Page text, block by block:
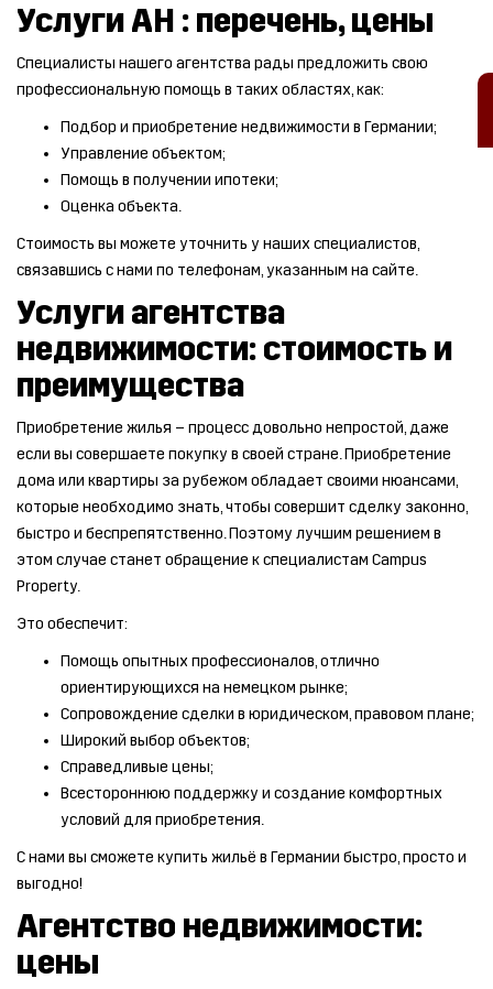
Услуги АН : перечень, цены
Специалисты нашего агентства рады предложить свою
профессиональную помощь в таких областях, как:
Подбор и приобретение недвижимости в Германии;
Управление объектом;
Помощь в получении ипотеки;
Оценка объекта.
Стоимость вы можете уточнить у наших специалистов,
связавшись с нами по телефонам, указанным на сайте.
Услуги агентства
недвижимости: стоимость и
преимущества
Приобретение жилья – процесс довольно непростой, даже
если вы совершаете покупку в своей стране. Приобретение
дома или квартиры за рубежом обладает своими нюансами,
которые необходимо знать, чтобы совершит сделку законно,
быстро и беспрепятственно. Поэтому лучшим решением в
этом случае станет обращение к специалистам Campus
Property.
Это обеспечит:
Помощь опытных профессионалов, отлично
ориентирующихся на немецком рынке;
Сопровождение сделки в юридическом, правовом плане;
Широкий выбор объектов;
Справедливые цены;
Всестороннюю поддержку и создание комфортных
условий для приобретения.
С нами вы сможете купить жильё в Германии быстро, просто и
выгодно!
Агентство недвижимости:
цены